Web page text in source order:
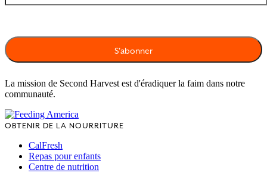
La mission de Second Harvest est d'éradiquer la faim dans notre
communauté.
OBTENIR DE LA NOURRITURE
CalFresh
Repas pour enfants
Centre de nutrition